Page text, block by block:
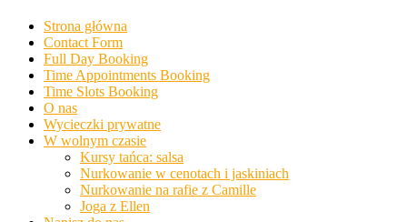
Skip
content
Strona główna
Contact Form
Full Day Booking
Time Appointments Booking
Time Slots Booking
O nas
Wycieczki prywatne
W wolnym czasie
Kursy tańca: salsa
Nurkowanie w cenotach i jaskiniach
Nurkowanie na rafie z Camille
Joga z Ellen